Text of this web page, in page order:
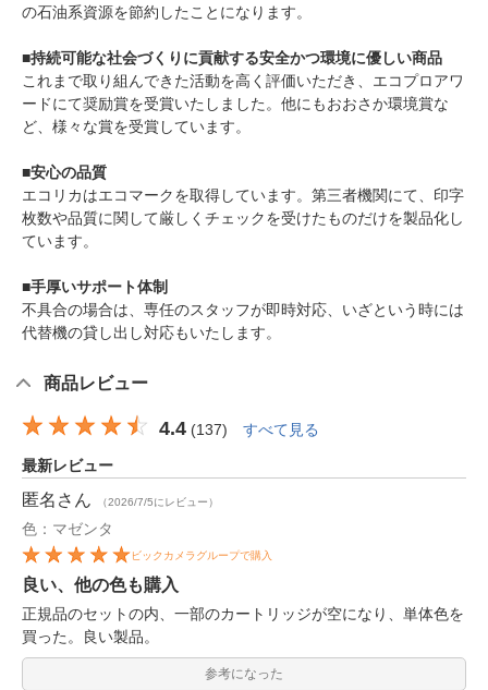
の石油系資源を節約したことになります。
■持続可能な社会づくりに貢献する安全かつ環境に優しい商品
これまで取り組んできた活動を高く評価いただき、エコプロアワ
ードにて奨励賞を受賞いたしました。他にもおおさか環境賞な
ど、様々な賞を受賞しています。
■安心の品質
エコリカはエコマークを取得しています。第三者機関にて、印字
枚数や品質に関して厳しくチェックを受けたものだけを製品化し
ています。
■手厚いサポート体制
不具合の場合は、専任のスタッフが即時対応、いざという時には
代替機の貸し出し対応もいたします。
商品レビュー
4.4 (137) すべて見る
最新レビュー
匿名 さん （2026/7/5にレビュー）
色：マゼンタ
ビックカメラグループで購入
良い、他の色も購入
正規品のセットの内、一部のカートリッジが空になり、単体色を
買った。良い製品。
参考になった